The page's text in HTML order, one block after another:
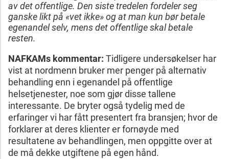
av det offentlige. Den siste tredelen fordeler seg
ganske likt på «vet ikke» og at man kun bør betale
egenandel selv, mens det offentlige skal betale
resten.
NAFKAMs kommentar: Tidligere undersøkelser har
vist at nordmenn bruker mer penger på alternativ
behandling enn i egenandel på offentlige
helsetjenester, noe som gjør disse tallene
interessante. De bryter også tydelig med de
erfaringer vi har fått presentert fra bransjen; hvor de
forklarer at deres klienter er fornøyde med
resultatene av behandlingen, men oppgitte over at
de må dekke utgiftene på egen hånd.